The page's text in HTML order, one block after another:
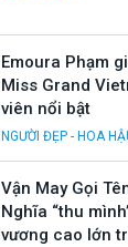
Emoura Phạm
Miss Grand
viên nổi bật
NGƯỜI ĐẸP - HOA
Vận May Gọi
Nghĩa “thu
vương cao lớn